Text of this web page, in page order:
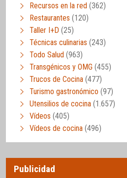
Recursos en la red (362)
Restaurantes (120)
Taller I+D (25)
Técnicas culinarias (243)
Todo Salud (963)
Transgénicos y OMG (455)
Trucos de Cocina (477)
Turismo gastronómico (97)
Utensilios de cocina (1.657)
Vídeos (405)
Vídeos de cocina (496)
Publicidad